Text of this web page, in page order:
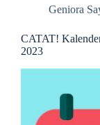
Geniora
CATAT!
2023